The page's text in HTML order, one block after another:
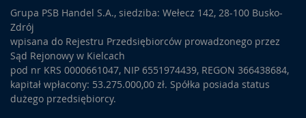
Grupa PSB Handel S.A., siedziba: Wełecz 142, 28-100 Busko-
Zdrój
wpisana do Rejestru Przedsiębiorców prowadzonego przez
Sąd Rejonowy w Kielcach
pod nr KRS 0000661047, NIP 6551974439, REGON 366438684,
kapitał wpłacony: 53.275.000,00 zł. Spółka posiada status
dużego przedsiębiorcy.